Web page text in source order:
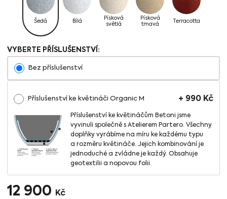
Šedá Bílá
Písková
světlá
Písková
tmavá
Terracotta
VYBERTE PŘÍSLUŠENSTVÍ:
Bez příslušenství
Příslušenství ke květináči Organic M + 990 Kč
Příslušenství ke květináčům Betoni jsme
vyvinuli společně s Atelierem Partero. Všechny
doplňky vyrábíme na míru ke každému typu
a rozměru květináče. Jejich kombinování je
jednoduché a zvládne je každý. Obsahuje
geotextilii a nopovou folii.
12 900 Kč